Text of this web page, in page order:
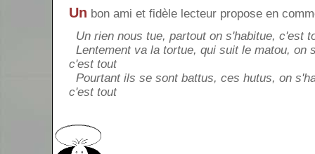
Un bon ami et fidèle lecteur propose en
Un rien nous tue, partout on s'habitue, c'est
Lentement va la tortue, qui suit le matou, on
c'est tout
Pourtant ils se sont battus, ces hutus, on
c'est tout